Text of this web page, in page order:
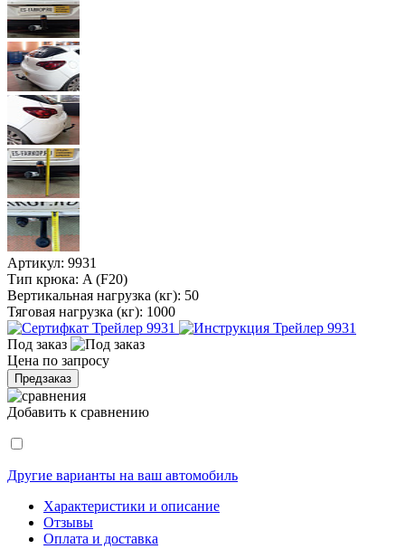
Артикул: 9931
Тип крюка: A (F20)
Вертикальная нагрузка (кг): 50
Тяговая нагрузка (кг): 1000
Под заказ
Цена по запросу
Предзаказ
Добавить к сравнению
Другие варианты на ваш автомобиль
Характеристики и описание
Отзывы
Оплата и доставка